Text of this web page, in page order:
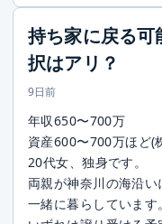
持ち家に戻る
択はアリ？
9日前
年収650〜700万
資産600〜700万ほど(
20代女、独身です。
両親が神奈川の海沿い
一緒に暮らしています。